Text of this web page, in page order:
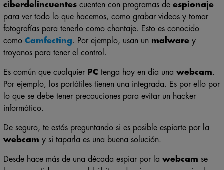
ciberdelincuentescuenten con programas de espionaje
para ver todo lo que hacemos, como grabar videos y tomar
fotografías para tenerlo como chantaje. Esto es conocido
como Camfecting. Por ejemplo, usan un malwarey
troyanos para tener el control.
Es común que cualquier PC tenga hoy en día una webcam.
Por ejemplo, los portátiles tienen una integrada. Es por ello por
lo que se debe tener precauciones para evitar un hacker
informático.
De seguro, te estás preguntando si es posible espiarte por la
webcam y si taparla es una buena solución.
Desde hace más de una década espiar por la webcam se